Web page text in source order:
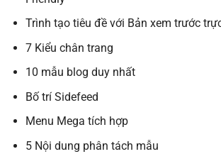
Trình tạo tiêu đề với Bản xem trước
7 Kiểu chân trang
10 mẫu blog duy nhất
Bố trí Sidefeed
Menu Mega tích hợp
5 Nội dung phân tách mẫu